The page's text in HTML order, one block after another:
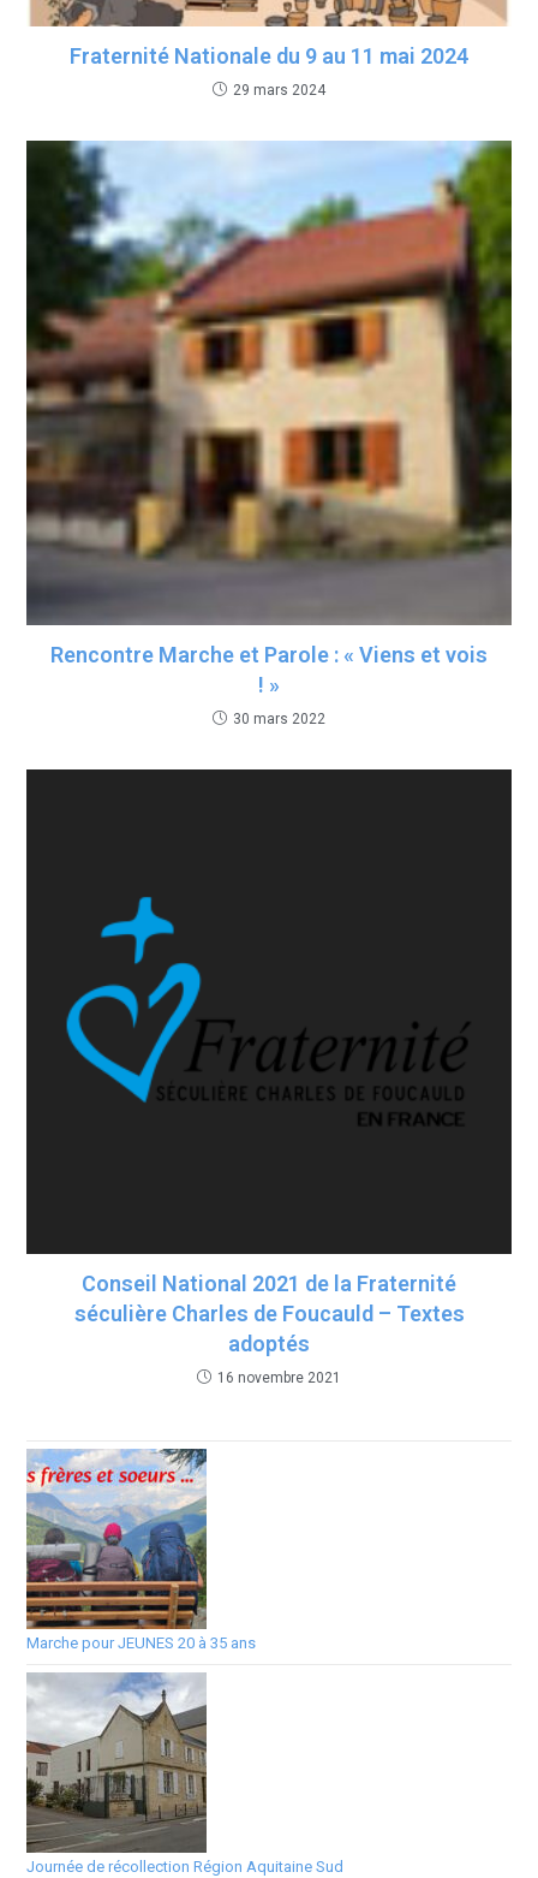
Fraternité Nationale du 9 au 11 mai 2024
29 mars 2024
Rencontre Marche et Parole : « Viens et vois
! »
30 mars 2022
Conseil National 2021 de la Fraternité
séculière Charles de Foucauld – Textes
adoptés
16 novembre 2021
Marche pour JEUNES 20 à 35 ans
Journée de récollection Région Aquitaine Sud